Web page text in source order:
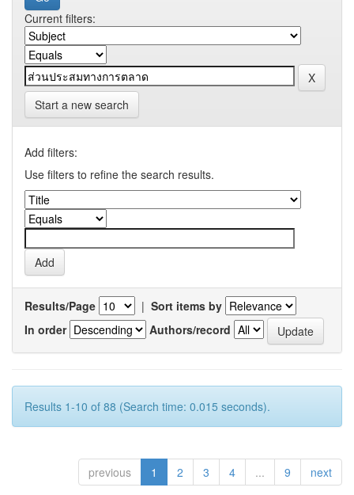
Current filters:
Start a new search
Add filters:
Use filters to refine the search results.
Results/Page | Sort items by
In order
Authors/record
Results 1-10 of 88 (Search time: 0.015 seconds).
previous 1 2 3 4 ... 9 next